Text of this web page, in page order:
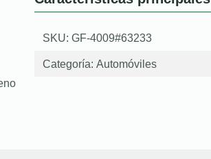
SKU: GF-4009#63233
Categoría: Automóviles